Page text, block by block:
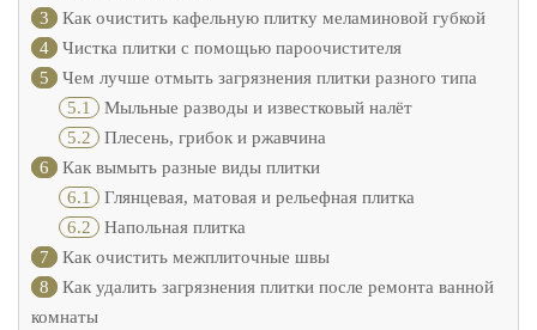
3
Как очистить кафельную плитку меламиновой губкой
4
Чистка плитки с помощью пароочистителя
5
Чем лучше отмыть загрязнения плитки разного типа
5.1 Мыльные разводы и известковый налёт
5.2 Плесень, грибок и ржавчина
6
Как вымыть разные виды плитки
6.1 Глянцевая, матовая и рельефная плитка
6.2 Напольная плитка
7
Как очистить межплиточные швы
8
Как удалить загрязнения плитки после ремонта ванной
комнаты